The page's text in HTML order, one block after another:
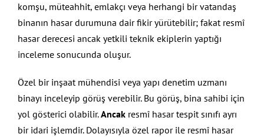
komşu, müteahhit, emlakçı veya herhangi bir vatandaş
binanın hasar durumuna dair fikir yürütebilir; fakat resmî
hasar derecesi ancak yetkili teknik ekiplerin yaptığı
inceleme sonucunda oluşur.
Özel bir inşaat mühendisi veya yapı denetim uzmanı
binayı inceleyip görüş verebilir. Bu görüş, bina sahibi için
yol gösterici olabilir.Ancakresmî hasar tespit sınıfı ayrı
bir idari işlemdir. Dolayısıyla özel rapor ile resmî hasar